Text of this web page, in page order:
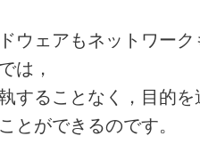
ウェアもネットワー
は，
することなく，目的
とができるのです。